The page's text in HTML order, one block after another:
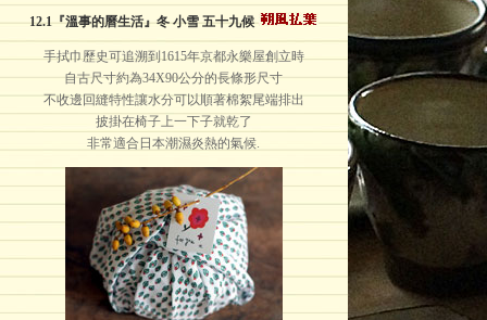
12.1『溫事的曆生活』冬 小雪 五十九候
手拭巾歷史可追溯到1615年京都永樂屋創立時
自古尺寸約為34X90公分的長條形尺寸
不收邊回縫特性讓水分可以順著棉絮尾端排出
披掛在椅子上一下子就乾了
非常適合日本潮濕炎熱的氣候.